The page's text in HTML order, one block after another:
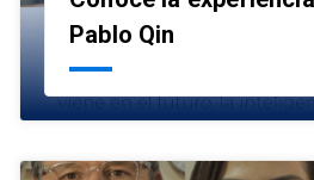
Pablo Qin